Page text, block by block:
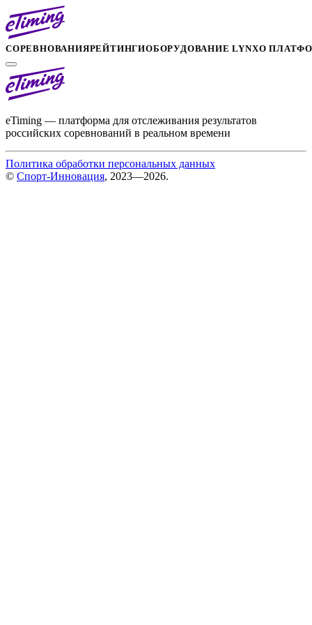
СОРЕВНОВАНИЯРЕЙТИНГИОБОРУДОВАНИЕ LYNXО
eTiming — платформа для отслеживания результатов
российских соревнований в реальном времени
Политика обработки персональных данных
© Спорт-Инновация, 2023—2026.